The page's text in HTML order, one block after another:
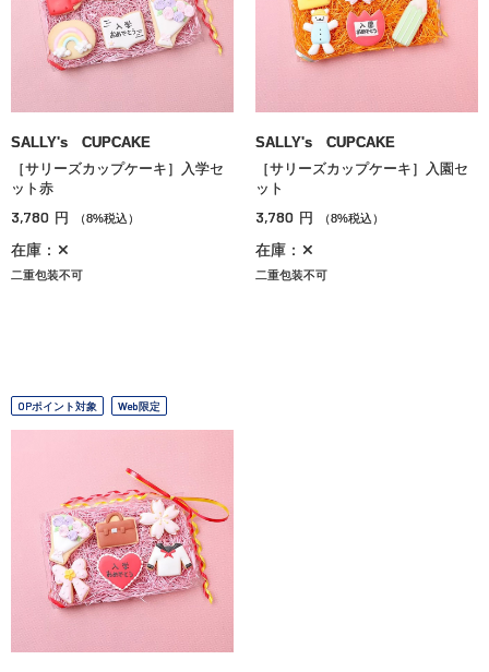
SALLY's CUPCAKE
［サリーズカップケーキ］入学セ
ット赤
3,780 円 （8%税込）
在庫：✕
二重包装不可
SALLY's CUPCAKE
［サリーズカップケーキ］入園セ
ット
3,780 円 （8%税込）
在庫：✕
二重包装不可
OPポイント対象 Web限定